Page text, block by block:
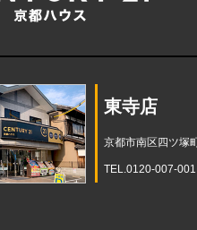
東寺店
京都市南区四ツ塚
TEL.0120-007-001